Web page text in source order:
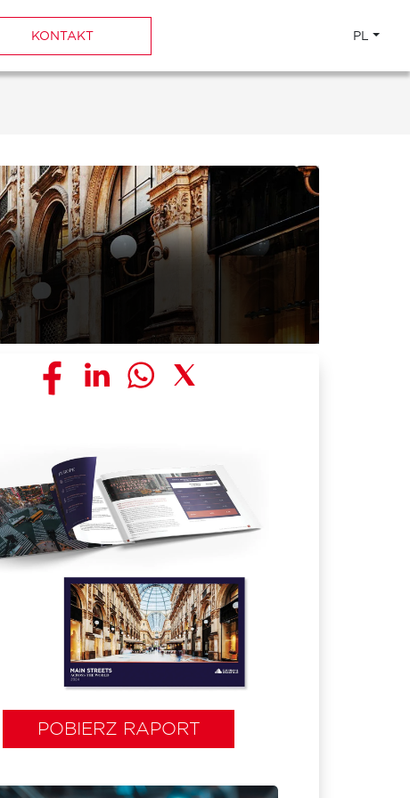
KONTAKT PL
POBIERZ RAPORT